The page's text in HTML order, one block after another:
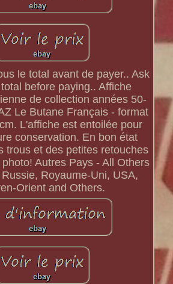
le total avant de payer.. Ask
before paying.. Affiche
de collection années 50-
Le Butane Français - format
L'affiche est entoilée pour
conservation. En bon état
trous et des petites retouches
Autres Pays - All Others
Royaume-Uni, USA,
Orient and Others.